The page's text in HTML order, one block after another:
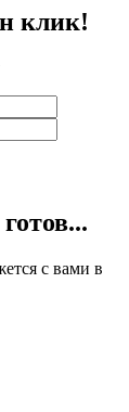
клик!
с вами в